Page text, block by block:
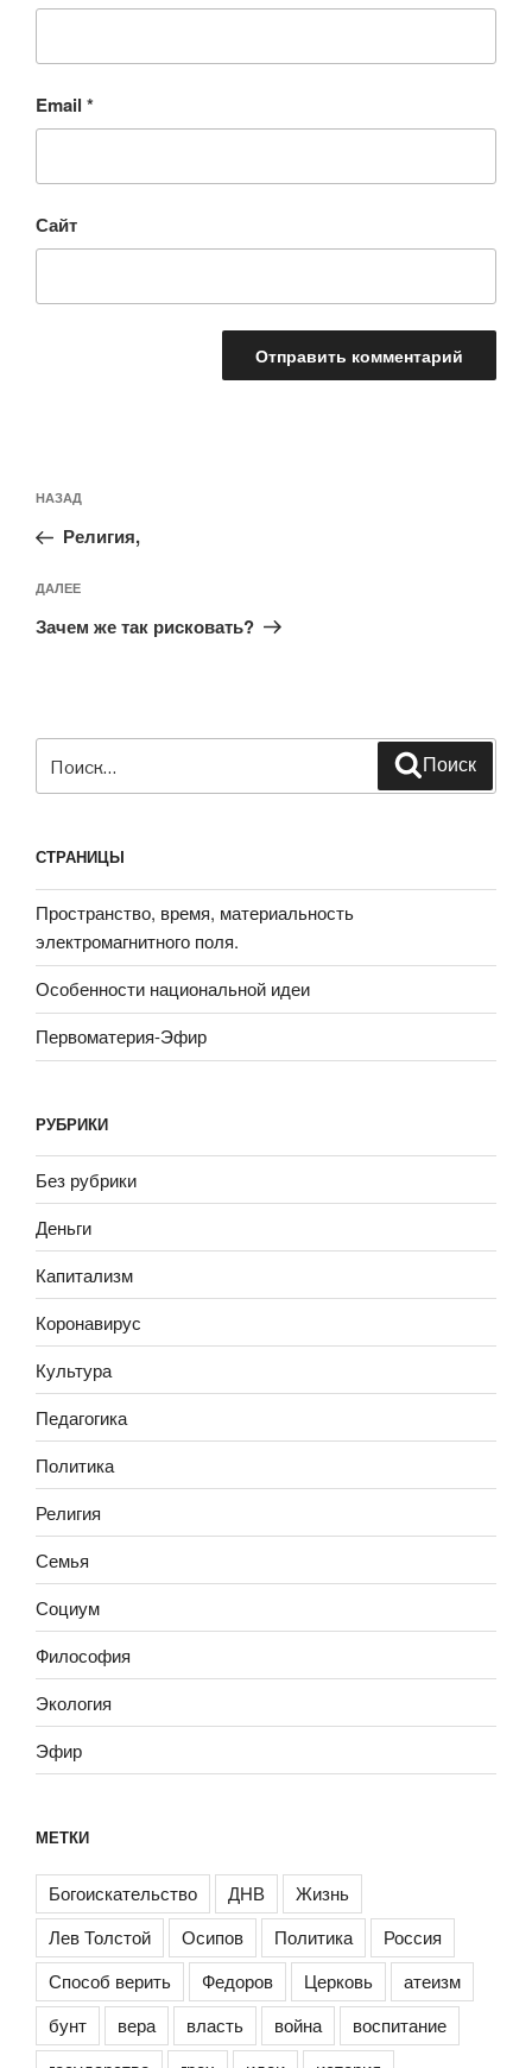
Email *
Сайт
по
записям
Предыдущая
запись:
НАЗАД
Религия,
Следующая
запись
ДАЛЕЕ
Зачем же так рисковать?
Поиск
СТРАНИЦЫ
Пространство, время, материальность
электромагнитного поля.
Особенности национальной идеи
Первоматерия-Эфир
РУБРИКИ
Без рубрики
Деньги
Капитализм
Коронавирус
Культура
Педагогика
Политика
Религия
Семья
Социум
Философия
Экология
Эфир
МЕТКИ
Богоискательство ДНВ
Жизнь
Лев Толстой
Осипов Политика
Россия
Способ верить
Федоров Церковь
атеизм
бунт
вера власть война
воспитание